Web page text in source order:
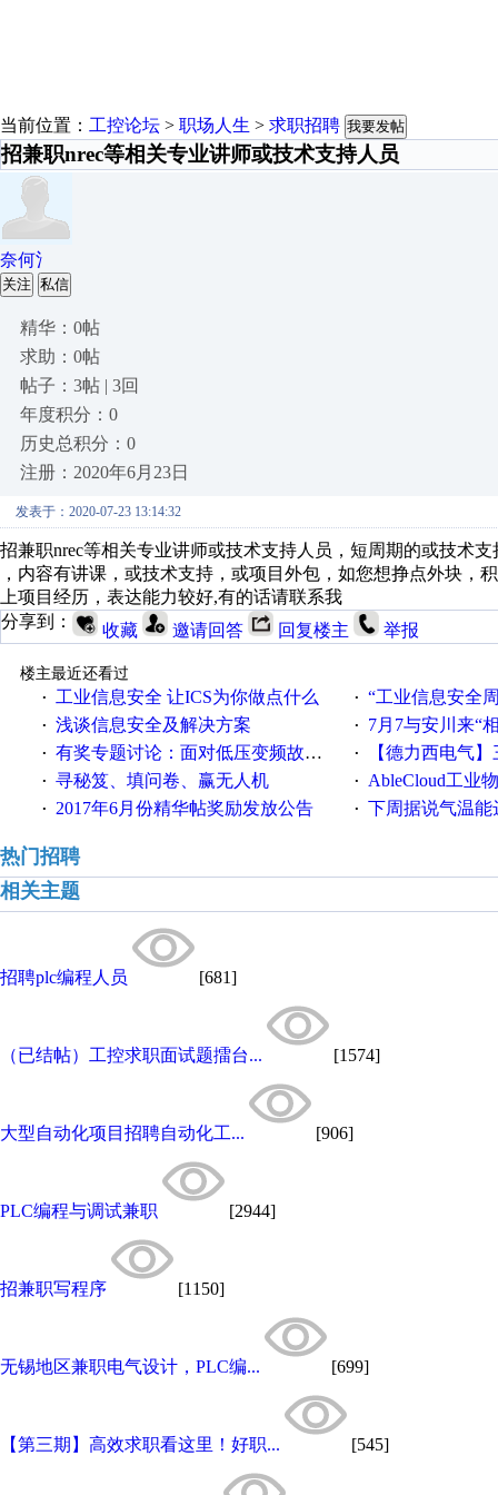
当前位置： 工控论坛 > 职场人生 > 求职招聘 我要发帖
招兼职nrec等相关专业讲师或技术支持人员
奈何氵
关注 私信
精华：0帖
求助：0帖
帖子：3帖 | 3回
年度积分：0
历史总积分：0
注册：2020年6月23日
发表于：2020-07-23 13:14:32
招兼职nrec等相关专业讲师或技术支持人员，短周期的或技术
，内容有讲课，或技术支持，或项目外包，如您想挣点外块
上项目经历，表达能力较好,有的话请联系我
分享到：
收藏 邀请回答 回复楼主 举报
楼主最近还看过
·
工业信息安全 让ICS为你做点什么 · “工业信息安全周之我见”
· 浅谈信息安全及解决方案 · 7月7与安川来“
· 有奖专题讨论：面对低压变频故障，老手是这样解决的！ · 【德力西电气】三
· 寻秘笈、填问卷、赢无人机 · AbleCloud工业物联
· 2017年6月份精华帖奖励发放公告 · 下周据说气温能
热门招聘
相关主题
招聘plc编程人员 [681]
（已结帖）工控求职面试题擂台... [1574]
大型自动化项目招聘自动化工... [906]
PLC编程与调试兼职 [2944]
招兼职写程序 [1150]
无锡地区兼职电气设计，PLC编... [699]
【第三期】高效求职看这里！好职... [545]